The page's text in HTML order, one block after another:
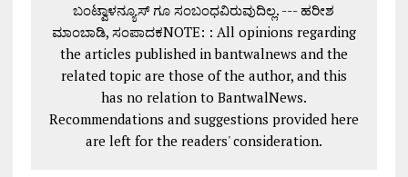
ಬಂಟ್ವಾಳನ್ಯೂಸ್ ಗೂ ಸಂಬಂಧವಿರುವುದಿಲ್ಲ. --- ಹರೀಶ
ಮಾಂಬಾಡಿ, ಸಂಪಾದಕNOTE: : All opinions regarding
the articles published in bantwalnews and the
related topic are those of the author, and this
has no relation to BantwalNews.
Recommendations and suggestions provided here
are left for the readers' consideration.